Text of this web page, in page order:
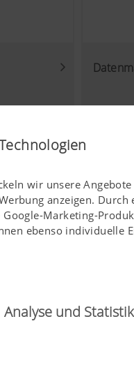
wir unsere
anzeigen.
Marketing-
ebenso individuelle
dazu bei, diese
Analyse und Statistik